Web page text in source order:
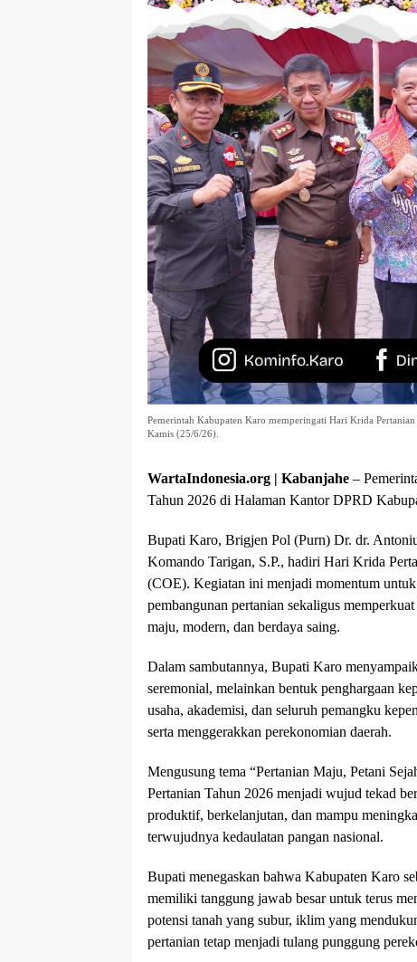
Pemerintah Kabupaten Karo memperingati Hari Krida
Kamis (25/6/26).
WartaIndonesia.org | Kabanjahe –
Tahun 2026 di Halaman Kantor DPRD
Bupati Karo, Brigjen Pol (Purn) Dr. dr.
Komando Tarigan, S.P., hadiri Hari Krida
(COE). Kegiatan ini menjadi momentum
pembangunan pertanian sekaligus
maju, modern, dan berdaya saing.
Dalam sambutannya, Bupati Karo
seremonial, melainkan bentuk penghargaan
usaha, akademisi, dan seluruh pemangku
serta menggerakkan perekonomian daerah.
Mengusung tema “Pertanian Maju, Petani
Pertanian Tahun 2026 menjadi wujud tekad
produktif, berkelanjutan, dan mampu
terwujudnya kedaulatan pangan nasional.
Bupati menegaskan bahwa Kabupaten Karo
memiliki tanggung jawab besar untuk terus
potensi tanah yang subur, iklim yang
pertanian tetap menjadi tulang punggung